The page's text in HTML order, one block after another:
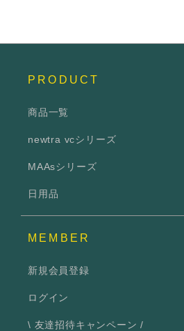
PRODUCT
商品一覧
newtra vcシリーズ
MAAsシリーズ
日用品
MEMBER
新規会員登録
ログイン
\ 友達招待キャンペーン /